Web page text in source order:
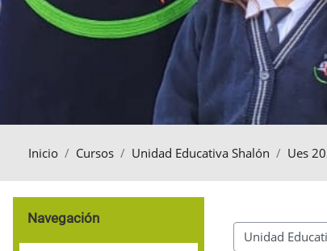
Inicio Cursos Unidad Educativa Shalón Ues
Bloques
Navegación
Categorías